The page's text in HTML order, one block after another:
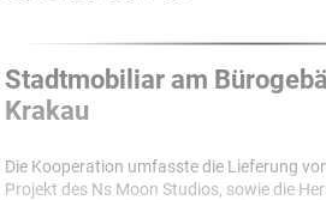
Stadtmobiliar am
Krakau
Die Kooperation umfasste die Lieferung
Projekt des Ns Moon Studios, sowie die